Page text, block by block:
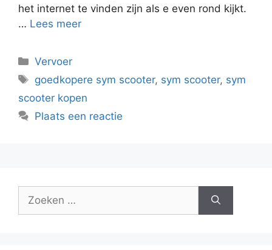
het internet te vinden zijn als e even rond kijkt.
… Lees meer
Categorieën
Vervoer
Tags
goedkopere sym scooter, sym scooter, sym
scooter kopen
Plaats een reactie
naar: